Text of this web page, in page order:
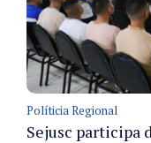
Políticia Regional